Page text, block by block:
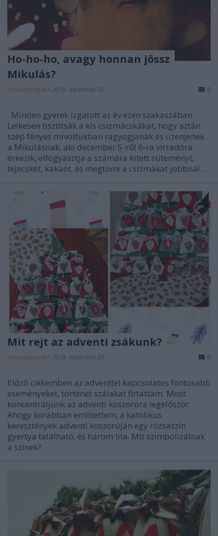
Ho-ho-ho, avagy honnan jössz
Mikulás?
most.kotyogok • 2019. december 02. 0
Minden gyerek izgatott az év ezen szakaszában.
Lelkesen tisztítsák a kis csizmácskákat, hogy aztán
szép fényes mivoltukban ragyogjanak és üzenjenek
a Mikulásnak, aki december 5-ről 6-ra virradóra
érkezik, elfogyasztja a számára kitett süteményt,
tejecskét, kakaót, és megtömi a csizmákat jobbnál…
Mit rejt az adventi zsákunk?
most.kotyogok • 2019. november 29. 0
Előző cikkemben az adventtel kapcsolatos fontosabb
eseményeket, történet szálakat firtattam. Most
koncentráljunk az adventi koszorúra legelőször.
Ahogy korábban említettem, a katolikus
keresztények adventi koszorúján egy rózsaszín
gyertya található, és három lila. Mit szimbolizálnak
a színek?